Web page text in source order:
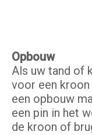
Opbouw
Als uw tand of
voor een
een opbouw
een pin in het
de kroon of